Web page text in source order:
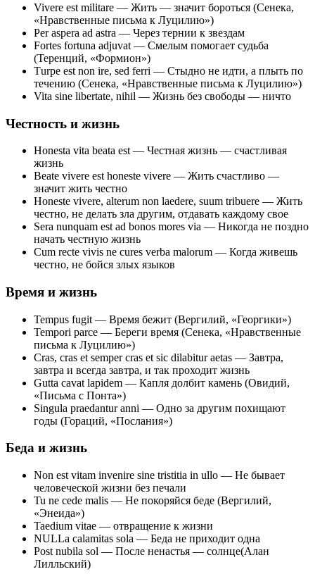
Vivere est militare — Жить — значит бороться (Сенека,
«Нравственные письма к Луцилию»)
Per aspera ad astra — Через тернии к звездам
Fortes fortuna adjuvat — Смелым помогает судьба
(Теренций, «Формион»)
Тurре est non ire, sed ferri — Стыдно не идти, а плыть по
течению (Сенека, «Нравственные письма к Луцилию»)
Vita sine libertate, nihil — Жизнь без свободы — ничто
Честность и жизнь
Honesta vita beata est — Честная жизнь — счастливая
жизнь
Beate vivere est honeste vivere — Жить счастливо —
значит жить честно
Honeste vivere, alterum non laedere, suum tribuere — Жить
честно, не делать зла другим, отдавать каждому свое
Sera nunquam est ad bonos mores via — Никогда не поздно
начать честную жизнь
Cum recte vivis ne cures verba malorum — Когда живешь
честно, не бойся злых языков
Время и жизнь
Tempus fugit — Время бежит (Вергилий, «Георгики»)
Tempori parce — Береги время (Сенека, «Нравственные
письма к Луцилию»)
Cras, cras et semper cras et sic dilabitur aetas — Завтра,
завтра и всегда завтра, и так проходит жизнь
Gutta cavat lapidem — Капля долбит камень (Овидий,
«Письма с Понта»)
Singula praedantur anni — Одно за другим похищают
годы (Гораций, «Послания»)
Беда и жизнь
Non est vitam invenire sine tristitia in ullo — Не бывает
человеческой жизни без печали
Tu ne cede malis — Не покоряйся беде (Вергилий,
«Энеида»)
Taedium vitae — отвращение к жизни
NULLa calamitas sola — Беда не приходит одна
Post nubila sol — После ненастья — солнце(Алан
Лилльский)